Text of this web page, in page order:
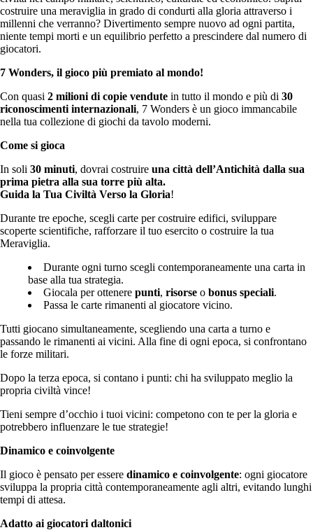
costruire una meraviglia in grado di condurti alla gloria attraverso i
millenni che verranno? Divertimento sempre nuovo ad ogni partita,
niente tempi morti e un equilibrio perfetto a prescindere dal numero di
giocatori.
7 Wonders, il gioco più premiato al mondo!
Con quasi 2 milioni di copie vendute in tutto il mondo e più di 30
riconoscimenti internazionali, 7 Wonders è un gioco immancabile
nella tua collezione di giochi da tavolo moderni.
Come si gioca
In soli 30 minuti, dovrai costruire una città dell’Antichità dalla sua
prima pietra alla sua torre più alta.
Guida la Tua Civiltà Verso la Gloria!
Durante tre epoche, scegli carte per costruire edifici, sviluppare
scoperte scientifiche, rafforzare il tuo esercito o costruire la tua
Meraviglia.
Durante ogni turno scegli contemporaneamente una carta in
base alla tua strategia.
Giocala per ottenere punti, risorse o bonus speciali.
Passa le carte rimanenti al giocatore vicino.
Tutti giocano simultaneamente, scegliendo una carta a turno e
passando le rimanenti ai vicini. Alla fine di ogni epoca, si confrontano
le forze militari.
Dopo la terza epoca, si contano i punti: chi ha sviluppato meglio la
propria civiltà vince!
Tieni sempre d’occhio i tuoi vicini: competono con te per la gloria e
potrebbero influenzare le tue strategie!
Dinamico e coinvolgente
Il gioco è pensato per essere dinamico e coinvolgente: ogni giocatore
sviluppa la propria città contemporaneamente agli altri, evitando lunghi
tempi di attesa.
Adatto ai giocatori daltonici